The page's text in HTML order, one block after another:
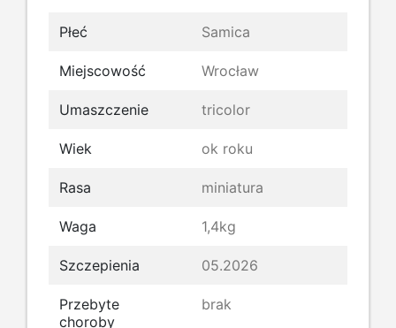
Płeć Samica
Miejscowość Wrocław
Umaszczenie tricolor
Wiek ok roku
Rasa miniatura
Waga 1,4kg
Szczepienia 05.2026
Przebyte
choroby
brak